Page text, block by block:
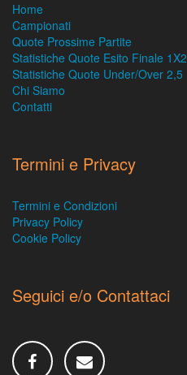
Home
Campionati
Quote Prossime Partite
Statistiche Quote Esito Finale 1X2
Statistiche Quote Under/Over 2,5
Chi Siamo
Contatti
Termini e Privacy
Termini e Condizioni
Privacy Policy
Cookie Policy
Seguici e/o Contattaci